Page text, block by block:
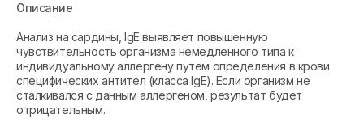
Описание
Анализ на сардины, IgE выявляет повышенную
чувствительность организма немедленного типа к
индивидуальному аллергену путем определения в крови
специфических антител (класса IgE). Если организм не
сталкивался с данным аллергеном, результат будет
отрицательным.